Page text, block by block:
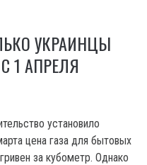
УКРАИНЦЫ
1 АПРЕЛЯ
установило
цена газа для бытовых
за кубометр. Однако